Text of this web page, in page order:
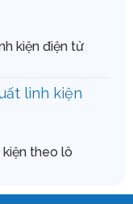
kiện điện tử
theo lô